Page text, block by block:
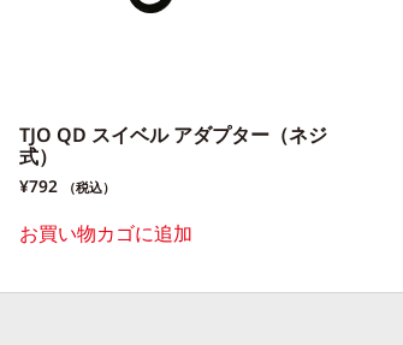
TJO QD スイベル アダプター（ネジ
式）
¥792 （税込）
お買い物カゴに追加